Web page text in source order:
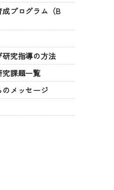
プログラム（B
究指導の方法
課題一覧
メッセージ